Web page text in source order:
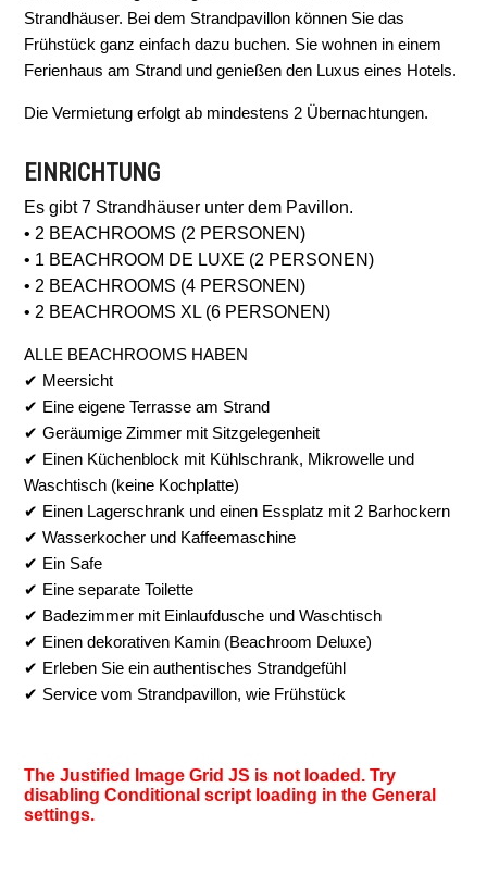
Strandhäuser. Bei dem Strandpavillon können Sie das
Frühstück ganz einfach dazu buchen. Sie wohnen in einem
Ferienhaus am Strand und genießen den Luxus eines Hotels.
Die Vermietung erfolgt ab mindestens 2 Übernachtungen.
EINRICHTUNG
Es gibt 7 Strandhäuser unter dem Pavillon.
• 2 BEACHROOMS (2 PERSONEN)
• 1 BEACHROOM DE LUXE (2 PERSONEN)
• 2 BEACHROOMS (4 PERSONEN)
• 2 BEACHROOMS XL (6 PERSONEN)
ALLE BEACHROOMS HABEN
✔ Meersicht
✔ Eine eigene Terrasse am Strand
✔ Geräumige Zimmer mit Sitzgelegenheit
✔ Einen Küchenblock mit Kühlschrank, Mikrowelle und
Waschtisch (keine Kochplatte)
✔ Einen Lagerschrank und einen Essplatz mit 2 Barhockern
✔ Wasserkocher und Kaffeemaschine
✔ Ein Safe
✔ Eine separate Toilette
✔ Badezimmer mit Einlaufdusche und Waschtisch
✔ Einen dekorativen Kamin (Beachroom Deluxe)
✔ Erleben Sie ein authentisches Strandgefühl
✔ Service vom Strandpavillon, wie Frühstück
The Justified Image Grid JS is not loaded. Try
disabling Conditional script loading in the General
settings.